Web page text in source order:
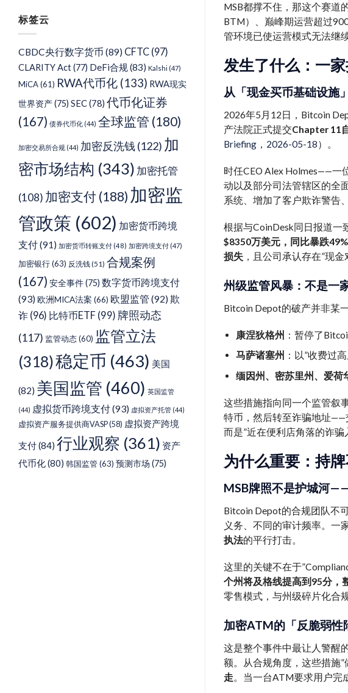
类
标签云
CBDC央行数字货币 (89) CFTC (97)
CLARITY Act(77) DeFi合规(83) Kalshi (47)
MiCA(61) RWA代币化 (133) RWA现实
世界资产(75) SEC(78) 代币化证券
(167) 债券代币化 (44) 全球监管 (180)
加密交易所合规 (44) 加密反洗钱 (122) 加
密市场结构 (343) 加密托管
(108) 加密支付 (188) 加密监
管政策 (602) 加密货币跨境
支付(91) 加密货币转账支付 (48) 加密跨境支付 (47)
加密银行(63) 反洗钱(51) 合规案例
(167) 安全事件(75) 数字货币跨境支付
(93)欧洲MICA法案 (66) 欧盟监管 (92)欺
诈 (96) 比特币ETF (99) 牌照动态
(117) 监管动态(60) 监管立法
(318)稳定币 (463) 美国
(82) 美国监管 (460) 英国监管
(44) 虚拟货币跨境支付(93) 虚拟资产托管 (44)
虚拟资产服务提供商VASP(58) 虚拟资产跨境
支付(84) 行业观察 (361) 资产
代币化(80) 韩国监管(63) 预测市场 (75)
MSB都撑不住，那这个赛道
BTM）、巅峰期运营超过
管环境已使运营模式无法继
发生了什么：一
从「现金买币基础设施
2026年5月12日，Bitcoin
产法院正式提交Chapter 11
Briefing，2026-05-18）。
时任CEO Alex Holmes——一
动以及部分司法管辖区的全
系统、增加了客户欺诈警告
根据与CoinDesk同日报道一
$8350万美元，同比暴跌49%
损失 ，且公司承认存在”现
州级监管风暴：不是一
Bitcoin Depot的破产并非某
康涅狄格州 ：暂停了
马萨诸塞州 ：以”收费过
缅因州、密苏里州、爱荷
这些措施指向同一个监管叙
特币，然后转至诈骗地址——
而是”近在便利店角落的诈骗
为什么重要：持
MSB牌照不是护城河
Bitcoin Depot的合规团队不
义务、不同的审计频率。一
执法的平行打击。
这里的关键不在于
个州将及格线提高到95分，
零售模式，与州级碎片化合
加密ATM的「反脆弱性
这是整个事件中最让人警醒
额。从合规角度，这些措施
走。当一台ATM要求用户完